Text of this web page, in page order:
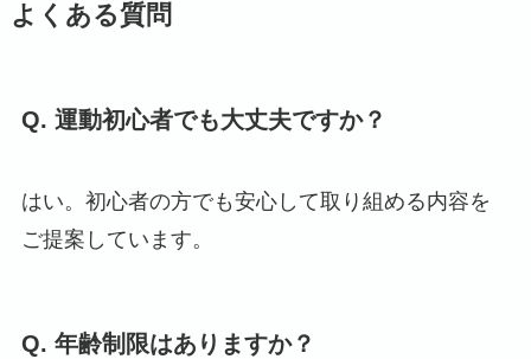
よくある質問
Q. 運動初心者でも大丈夫ですか？
はい。初心者の方でも安心して取り組める内容を
ご提案しています。
Q. 年齢制限はありますか？